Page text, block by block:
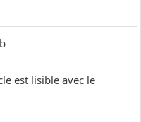
est lisible avec le